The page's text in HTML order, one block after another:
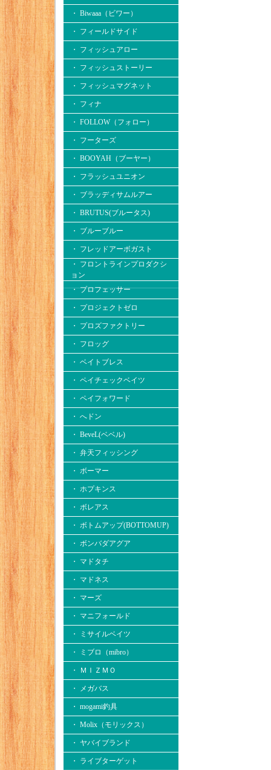
・ Biwaaa（ビワー）
・ フィールドサイド
・ フィッシュアロー
・ フィッシュストーリー
・ フィッシュマグネット
・ フィナ
・ FOLLOW（フォロー）
・ フーターズ
・ BOOYAH（ブーヤー）
・ フラッシュユニオン
・ ブラッディサムルアー
・ BRUTUS(ブルータス)
・ ブルーブルー
・ フレッドアーボガスト
・ フロントラインプロダクシ
ョン
・ プロフェッサー
・ プロジェクトゼロ
・ プロズファクトリー
・ フロッグ
・ ベイトブレス
・ ペイチェックベイツ
・ ペイフォワード
・ へドン
・ BeveL(ベベル)
・ 弁天フィッシング
・ ボーマー
・ ホプキンス
・ ボレアス
・ ボトムアップ(BOTTOMUP)
・ ボンバダアグア
・ マドタチ
・ マドネス
・ マーズ
・ マニフォールド
・ ミサイルベイツ
・ ミブロ（mibro）
・ ＭＩＺＭＯ
・ メガバス
・ mogami釣具
・ Molix（モリックス）
・ ヤバイブランド
・ ライブターゲット